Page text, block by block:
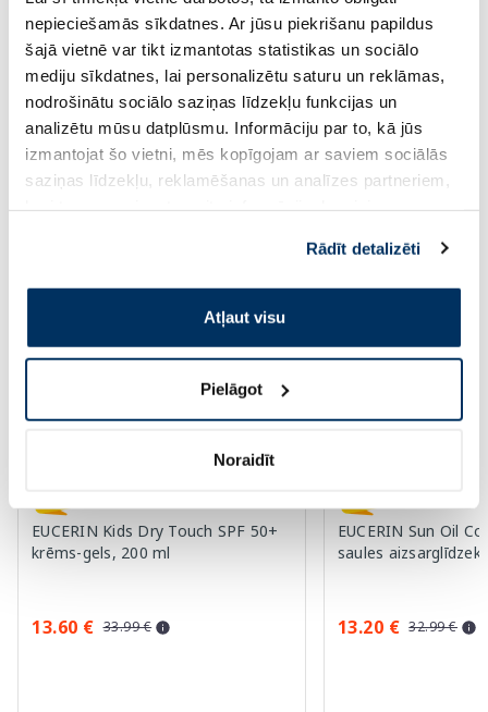
nepieciešamās sīkdatnes. Ar jūsu piekrišanu papildus
šajā vietnē var tikt izmantotas statistikas un sociālo
mediju sīkdatnes, lai personalizētu saturu un reklāmas,
nodrošinātu sociālo saziņas līdzekļu funkcijas un
analizētu mūsu datplūsmu. Informāciju par to, kā jūs
izmantojat šo vietni, mēs kopīgojam ar saviem sociālās
saziņas līdzekļu, reklamēšanas un analīzes partneriem,
pakalpojumus. Ja piekrītat šo papildu sīkdatņu
izmantošanai, lūdzu, atzīmējiet savu izvēli:
Rādīt detalizēti
Atļaut visu
Pielāgot
Noraidīt
Pirkt
Page 1 of 10
Saules aizsardzībai vasarā ☀️
EUCERIN Kids Dry Touch SPF 50+
krēms-gels, 200 ml
13.60 € 33.99 €
EUCERIN Sun Oil
saules
13.20 € 32.99 €